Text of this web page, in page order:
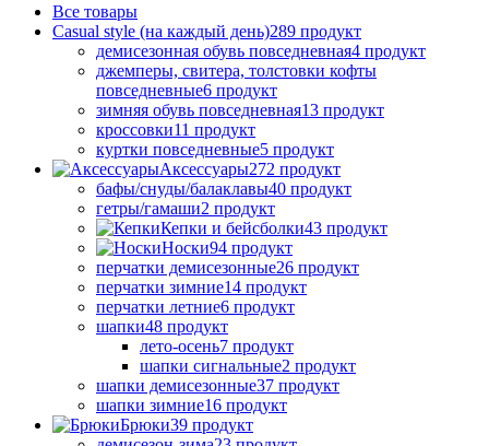
Все товары
Casual style (на каждый день)289 продукт
демисезонная обувь повседневная4 продукт
джемперы, свитера, толстовки кофты
повседневные6 продукт
зимняя обувь повседневная13 продукт
кроссовки11 продукт
куртки повседневные5 продукт
Аксессуары272 продукт
бафы/снуды/балаклавы40 продукт
гетры/гамаши2 продукт
Кепки и бейсболки43 продукт
Носки94 продукт
перчатки демисезонные26 продукт
перчатки зимние14 продукт
перчатки летние6 продукт
шапки48 продукт
лето-осень7 продукт
шапки сигнальные2 продукт
шапки демисезонные37 продукт
шапки зимние16 продукт
Брюки39 продукт